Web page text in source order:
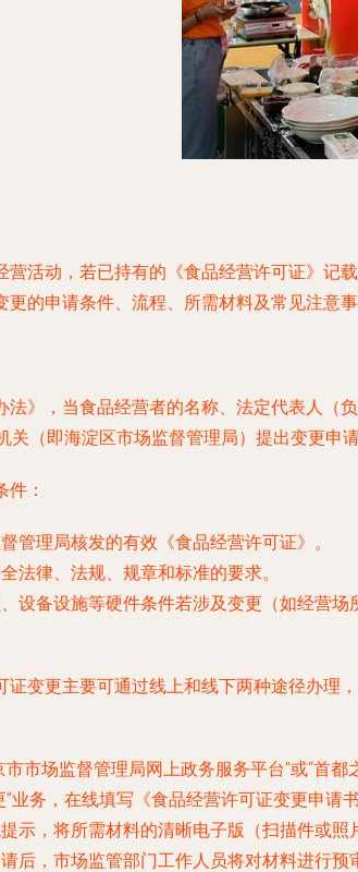
营活动，若已持有的《食品经营许可证》记
的申请条件、流程、所需材料及常见注意
法》，当食品经营者的名称、法定代表人（
关（即海淀区市场监督管理局）提出变更申请
：
管理局核发的有效《食品经营许可证》。
法律、法规、规章和标准的要求。
设备设施等硬件条件若涉及变更（如经营
证变更主要可通过线上和线下两种途径办理
市市场监督管理局网上政务服务平台”或“首
”业务，在线填写《食品经营许可证变更申请
提示，将所需材料的清晰电子版（扫描件或照
请后，市场监管部门工作人员将对材料进行预